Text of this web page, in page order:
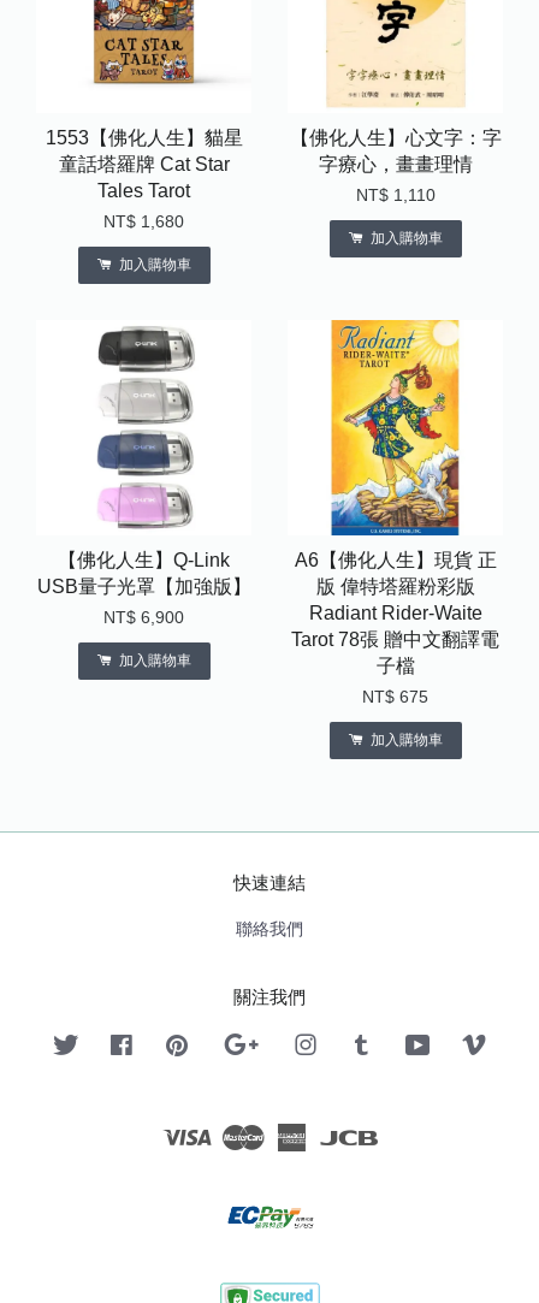
1553【佛化人生】貓星
童話塔羅牌 Cat Star
Tales Tarot
NT$ 1,680
加入購物車
【佛化人生】心文字：字
字療心，畫畫理情
NT$ 1,110
加入購物車
【佛化人生】Q-Link
USB量子光罩【加強版】
NT$ 6,900
加入購物車
A6【佛化人生】現貨 正
版 偉特塔羅粉彩版
Radiant Rider-Waite
Tarot 78張 贈中文翻譯電
子檔
NT$ 675
加入購物車
快速連結
聯絡我們
關注我們
Twitter FacebookPinterest Google InstagramTumblr YouTube
Visa Master American